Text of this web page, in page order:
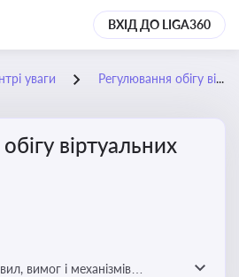
ВХІД ДО LIGA360
уваги Регулювання обігу віртуальних активів
віртуальних
вимог і механізмів